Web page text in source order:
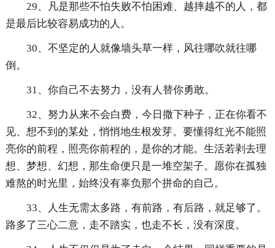
29、凡是那些不怕失败不怕困难、越摔越不的人，都
是最后比较容易成功的人。
30、不坚定的人就像墙头草一样，风往哪吹就往哪
倒。
31、你自己不去努力，没有人替你勇敢。
32、努力从来不会白费，今日撒下种子，正在你看不
见、想不到的某处，悄悄地生根发芽。要懂得红光不能照
亮你的前程，照亮你前程的，是你的才能。生活若剥去理
想、梦想、幻想，那生命便只是一堆空架子。愿你在孤独
难熬的时光里，始终没有辜负那个拼命的自己。
33、人生无需太多路，有前路，有后路，就足够了。
路多了三心二意，走不踏实，也走不长，没有深度。